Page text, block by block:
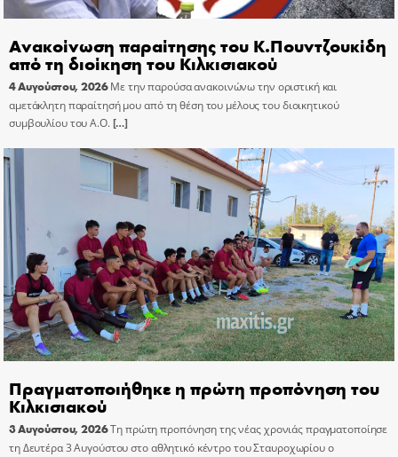
Ανακοίνωση παραίτησης του Κ.Πουντζουκίδη
από τη διοίκηση του Κιλκισιακού
4 Αυγούστου, 2026 Με την παρούσα ανακοινώνω την οριστική και
αμετάκλητη παραίτησή μου από τη θέση του μέλους του διοικητικού
συμβουλίου του Α.Ο.[…]
Πραγματοποιήθηκε η πρώτη προπόνηση του
Κιλκισιακού
3 Αυγούστου, 2026Τη πρώτη προπόνηση της νέας χρονιάς πραγματοποίησε
τη Δευτέρα 3 Αυγούστου στο αθλητικό κέντρο του Σταυροχωρίου ο